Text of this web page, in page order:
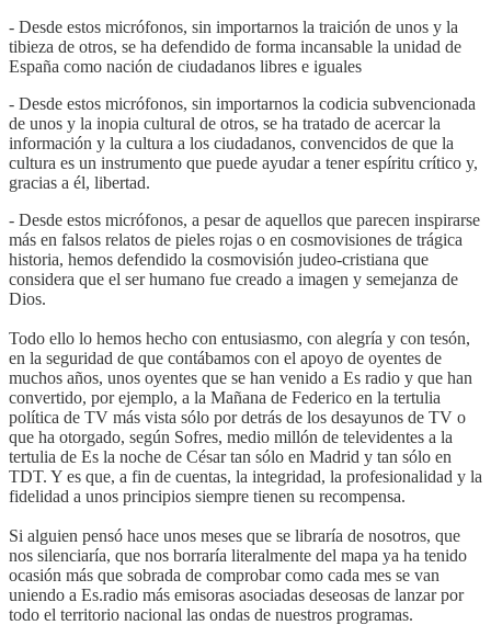
- Desde estos micrófonos, sin importarnos la traición de unos y la
tibieza de otros, se ha defendido de forma incansable la unidad de
España como nación de ciudadanos libres e iguales
- Desde estos micrófonos, sin importarnos la codicia subvencionada
de unos y la inopia cultural de otros, se ha tratado de acercar la
información y la cultura a los ciudadanos, convencidos de que la
cultura es un instrumento que puede ayudar a tener espíritu crítico y,
gracias a él, libertad.
- Desde estos micrófonos, a pesar de aquellos que parecen inspirarse
más en falsos relatos de pieles rojas o en cosmovisiones de trágica
historia, hemos defendido la cosmovisión judeo-cristiana que
considera que el ser humano fue creado a imagen y semejanza de
Dios.
Todo ello lo hemos hecho con entusiasmo, con alegría y con tesón,
en la seguridad de que contábamos con el apoyo de oyentes de
muchos años, unos oyentes que se han venido a Es radio y que han
convertido, por ejemplo, a la Mañana de Federico en la tertulia
política de TV más vista sólo por detrás de los desayunos de TV o
que ha otorgado, según Sofres, medio millón de televidentes a la
tertulia de Es la noche de César tan sólo en Madrid y tan sólo en
TDT. Y es que, a fin de cuentas, la integridad, la profesionalidad y la
fidelidad a unos principios siempre tienen su recompensa.
Si alguien pensó hace unos meses que se libraría de nosotros, que
nos silenciaría, que nos borraría literalmente del mapa ya ha tenido
ocasión más que sobrada de comprobar como cada mes se van
uniendo a Es.radio más emisoras asociadas deseosas de lanzar por
todo el territorio nacional las ondas de nuestros programas.